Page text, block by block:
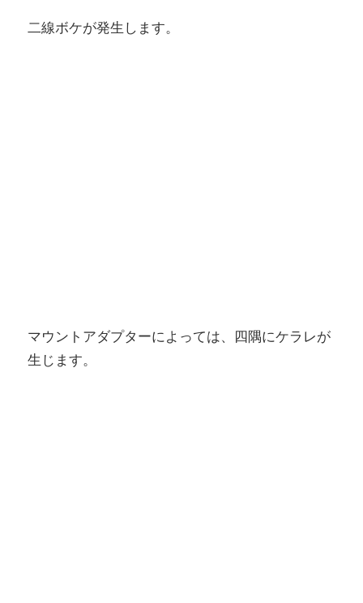
二線ボケが発生します。
マウントアダプターによっては、四隅にケラレが
生じます。